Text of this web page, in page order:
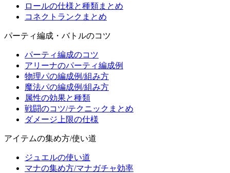
ロールの仕様と種類まとめ
コネクトランクまとめ
パーティ編成・バトルのコツ
パーティ編成のコツ
アリーナのパーティ編成例
物理パの編成例/組み方
魔法パの編成例/組み方
属性の効果と種類
戦闘のコツ/テクニックまとめ
ダメージ上限の仕様
アイテムの集め方/使い道
ジュエルの使い道
マナの集め方/マナガチャ効率